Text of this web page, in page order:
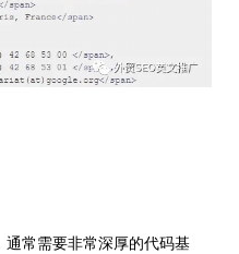
常需要非常深厚的代码基